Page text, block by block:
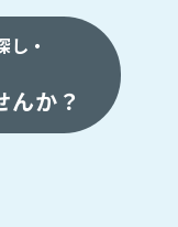
し・
んか？